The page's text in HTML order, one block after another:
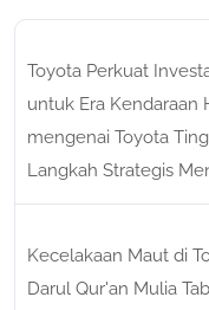
Toyota Perkuat
untuk Era Kendaraan
mengenai Toyota
Langkah Strategis
Kecelakaan Maut di
Darul Qur'an Mulia